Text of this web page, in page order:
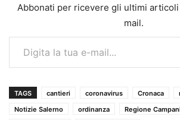
Abbonati per ricevere gli ultimi
mail.
Digita la tua e-mail...
TAGS cantieri coronavirus Cronaca
Notizie Salerno
ordinanza
Regione